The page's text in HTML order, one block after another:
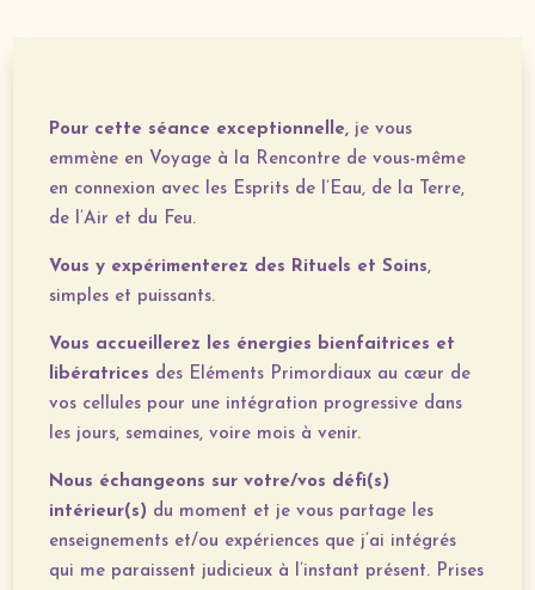
Pour cette séance exceptionnelle, je vous
emmène en Voyage à la Rencontre de vous-même
en connexion avec les Esprits de l’Eau, de la Terre,
de l’Air et du Feu.
Vous y expérimenterez des Rituels et Soins,
simples et puissants.
Vous accueillerez les énergies bienfaitrices et
libératrices des Eléments Primordiaux au cœur de
vos cellules pour une intégration progressive dans
les jours, semaines, voire mois à venir.
Nous échangeons sur votre/vos défi(s)
intérieur(s) du moment et je vous partage les
enseignements et/ou expériences que j’ai intégrés
qui me paraissent judicieux à l’instant présent. Prises